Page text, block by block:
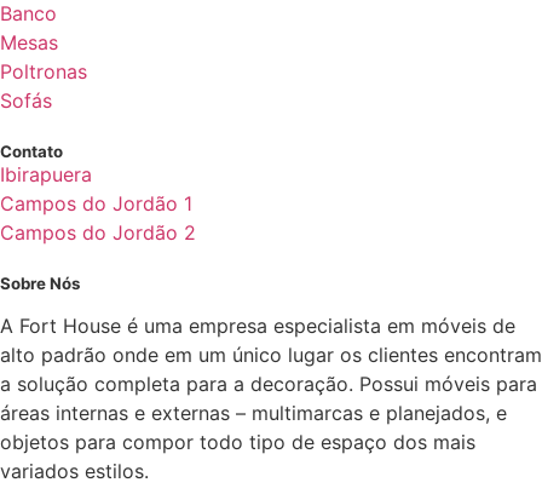
Banco
Mesas
Poltronas
Sofás
Contato
Ibirapuera
Campos do Jordão 1
Campos do Jordão 2
Sobre Nós
A Fort House é uma empresa especialista em móveis de
alto padrão onde em um único lugar os clientes encontram
a solução completa para a decoração. Possui móveis para
áreas internas e externas – multimarcas e planejados, e
objetos para compor todo tipo de espaço dos mais
variados estilos.